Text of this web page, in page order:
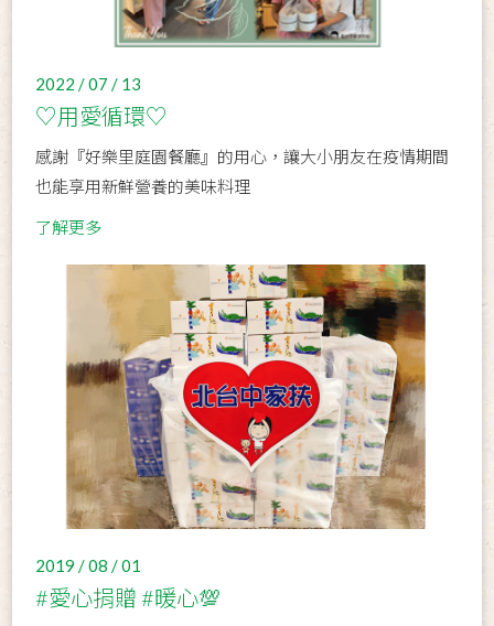
2022 / 07 / 13
♡用愛循環♡
感謝『好樂里庭園餐廳』的用心，讓大小朋友在疫情期間
也能享用新鮮營養的美味料理
了解更多
2019 / 08 / 01
#愛心捐贈 #暖心💯